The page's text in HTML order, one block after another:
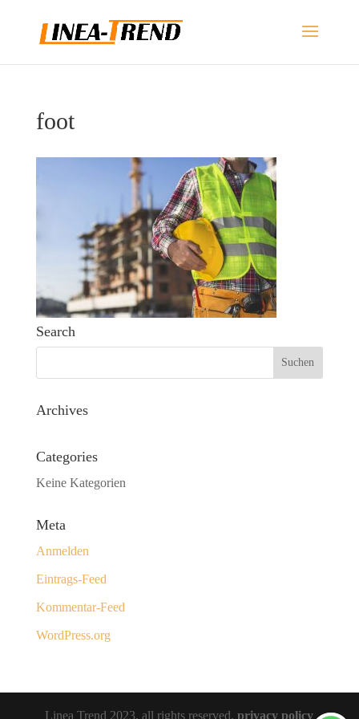
foot
Search
Archives
Categories
Keine Kategorien
Meta
Anmelden
Eintrags-Feed
Kommentar-Feed
WordPress.org
Linea Trend 2023, all rights reserved.privacy policy